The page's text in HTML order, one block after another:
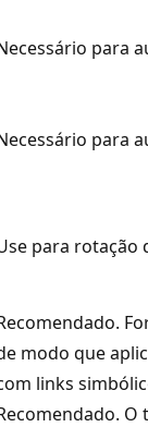
para
para
para rotação
modo que
links
O